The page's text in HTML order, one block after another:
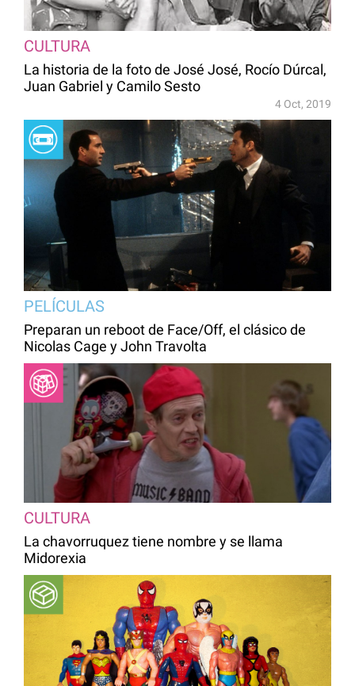
CULTURA
La historia de la foto de José José, Rocío Dúrcal,
Juan Gabriel y Camilo Sesto
4 Oct, 2019
PELÍCULAS
Preparan un reboot de Face/Off, el clásico de
Nicolas Cage y John Travolta
CULTURA
La chavorruquez tiene nombre y se llama
Midorexia